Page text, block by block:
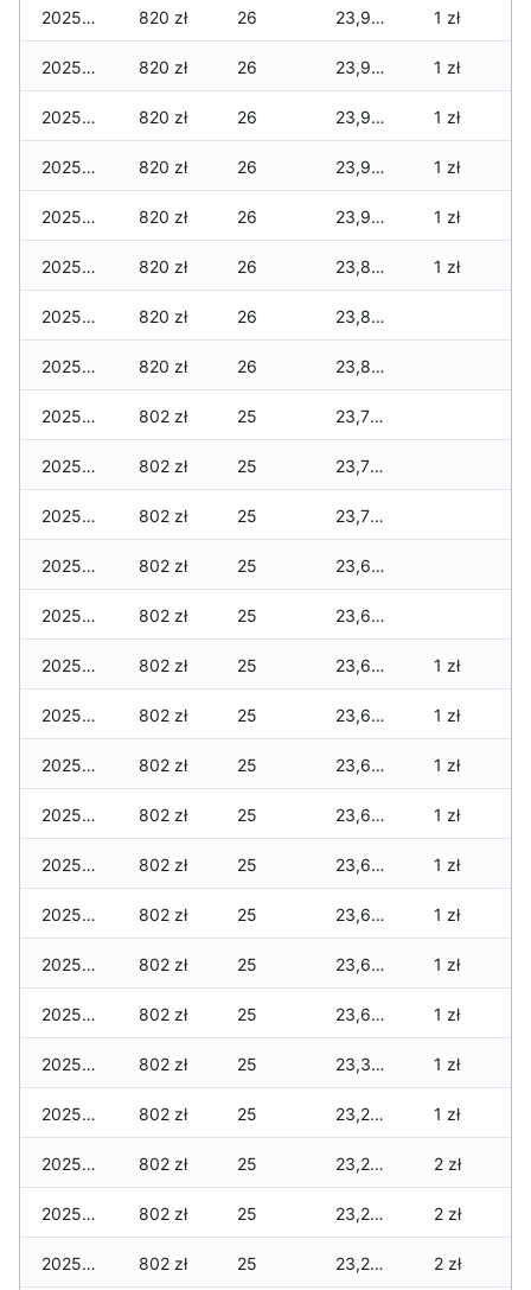
2025-12-14 820 zł 26 23,936 zł 1 zł
2025-12-13 820 zł 26 23,936 zł 1 zł
2025-12-12 820 zł 26 23,909 zł 1 zł
2025-12-11 820 zł 26 23,909 zł 1 zł
2025-12-10 820 zł 26 23,909 zł 1 zł
2025-12-09 820 zł 26 23,860 zł 1 zł
2025-12-08 820 zł 26 23,853 zł
2025-12-07 820 zł 26 23,835 zł
2025-12-06 802 zł 25 23,792 zł
2025-12-05 802 zł 25 23,774 zł
2025-12-04 802 zł 25 23,774 zł
2025-12-03 802 zł 25 23,686 zł
2025-12-02 802 zł 25 23,637 zł
2025-12-01 802 zł 25 23,637 zł 1 zł
2025-11-30 802 zł 25 23,637 zł 1 zł
2025-11-29 802 zł 25 23,637 zł 1 zł
2025-11-28 802 zł 25 23,637 zł 1 zł
2025-11-27 802 zł 25 23,610 zł 1 zł
2025-11-26 802 zł 25 23,610 zł 1 zł
2025-11-25 802 zł 25 23,603 zł 1 zł
2025-11-24 802 zł 25 23,603 zł 1 zł
2025-11-23 802 zł 25 23,312 zł 1 zł
2025-11-22 802 zł 25 23,287 zł 1 zł
2025-11-21 802 zł 25 23,269 zł 2 zł
2025-11-20 802 zł 25 23,224 zł 2 zł
2025-11-19 802 zł 25 23,206 zł 2 zł